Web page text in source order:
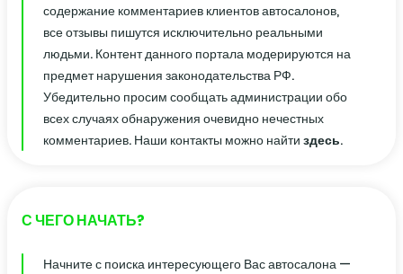
содержание комментариев клиентов автосалонов,
все отзывы пишутся исключительно реальными
людьми. Контент данного портала модерируются на
предмет нарушения законодательства РФ.
Убедительно просим сообщать администрации обо
всех случаях обнаружения очевидно нечестных
комментариев. Наши контакты можно найти здесь.
С ЧЕГО НАЧАТЬ?
Начните с поиска интересующего Вас автосалона —